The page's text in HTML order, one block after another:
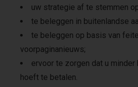
uw strategie af te stemmen
te beleggen in buitenlandse
te beleggen op basis van
voorpaginanieuws;
ervoor te zorgen dat u
hoeft te betalen.